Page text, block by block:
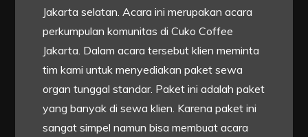
Jakarta selatan. Acara ini merupakan acara
perkumpulan komunitas di Cuko Coffee
Jakarta. Dalam acara tersebut klien meminta
tim kami untuk menyediakan paket sewa
organ tunggal standar. Paket ini adalah paket
yang banyak di sewa klien. Karena paket ini
sangat simpel namun bisa membuat acara